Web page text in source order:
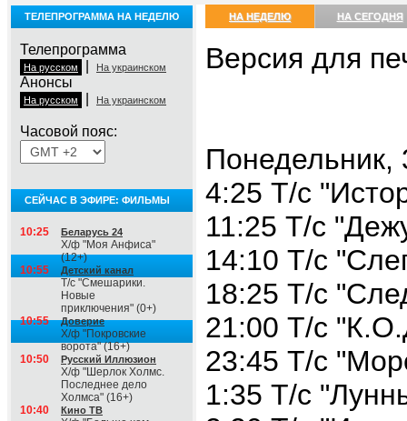
ТЕЛЕПРОГРАММА НА НЕДЕЛЮ
Телепрограмма
На русском На украинском
Анонсы
На русском На украинском
Часовой пояс:
СЕЙЧАС В ЭФИРЕ: ФИЛЬМЫ
10:25 Беларусь 24
Х/ф "Моя Анфиса"
(12+)
10:55
Детский канал
Т/с "Смешарики.
Новые
приключения" (0+)
10:55
Доверие
Х/ф "Покровские
ворота" (16+)
10:50
Русский Иллюзион
Х/ф "Шерлок Холмс.
Последнее дело
Холмса" (16+)
10:40
Кино ТВ
НА НЕДЕЛЮ НА СЕГОДНЯ
Версия для
Понедельник,
4:25 Т/с
11:25 Т/с
14:10 Т/с
18:25 Т/с
21:00 Т/с
23:45 Т/с
1:35 Т/с